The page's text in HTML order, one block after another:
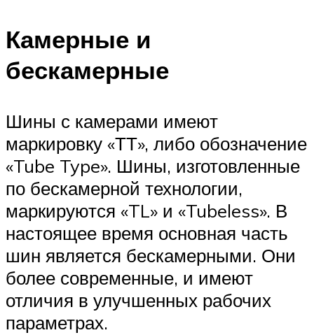
Камерные и
бескамерные
Шины с камерами имеют
маркировку «ТТ», либо обозначение
«Tube Type». Шины, изготовленные
по бескамерной технологии,
маркируются «TL» и «Tubeless». В
настоящее время основная часть
шин является бескамерными. Они
более современные, и имеют
отличия в улучшенных рабочих
параметрах.